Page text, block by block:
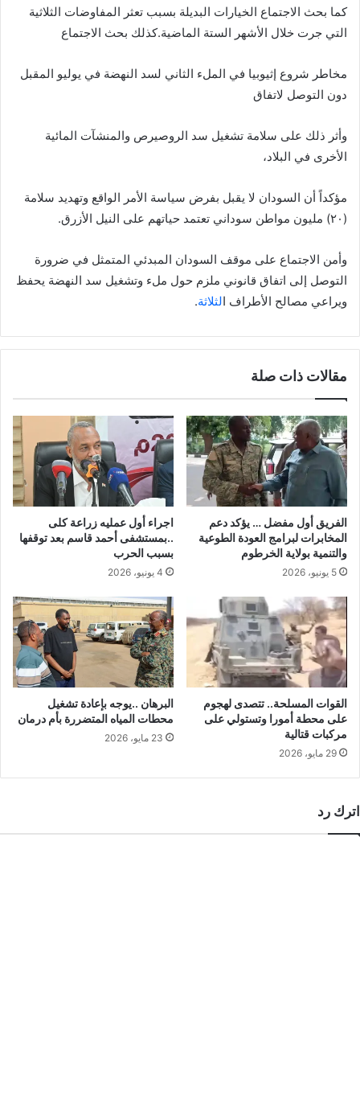
كما بحث الاجتماع الخيارات البديلة بسبب تعثر المفاوضات الثلاثية
التي جرت خلال الأشهر الستة الماضية.كذلك بحث الاجتماع
مخاطر شروع إثيوبيا في الملء الثاني لسد النهضة في يوليو المقبل
دون التوصل لاتفاق
وأثر ذلك على سلامة تشغيل سد الروصيرص والمنشآت المائية
الأخرى في البلاد،
مؤكداً أن السودان لا يقبل بفرض سياسة الأمر الواقع وتهديد سلامة
(٢٠) مليون مواطن سوداني تعتمد حياتهم على النيل الأزرق.
وأمن الاجتماع على موقف السودان المبدئي المتمثل في ضرورة
التوصل إلى اتفاق قانوني ملزم حول ملء وتشغيل سد النهضة يحفظ
ويراعي مصالح الأطراف الثلاثة.
مقالات ذات صلة
الفريق أول مفضل … يؤكد دعم
المخابرات لبرامج العودة الطوعية
والتنمية بولاية الخرطوم
5 يونيو، 2026
اجراء أول عمليه زراعة كلى
..بمستشفى أحمد قاسم بعد توقفها
بسبب الحرب
4 يونيو، 2026
القوات المسلحة.. تتصدى لهجوم
على محطة أمورا وتستولي على
مركبات قتالية
29 مايو، 2026
البرهان ..يوجه بإعادة تشغيل
محطات المياه المتضررة بأم درمان
23 مايو، 2026
اترك رد